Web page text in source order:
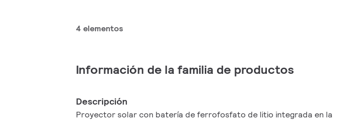
4 elementos
Información de la familia de productos
Descripción
Proyector solar con batería de ferrofosfato de litio integrada en la